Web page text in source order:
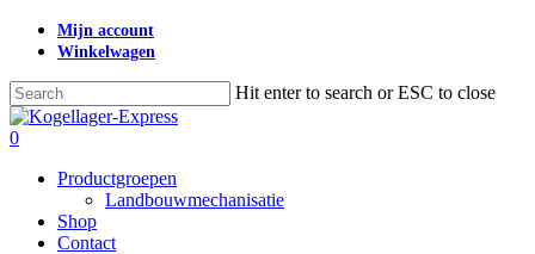
Skip
content
Mijn account
Winkelwagen
Hit enter to search or ESC to close
Close
Search
search
0
Productgroepen
Landbouwmechanisatie
Shop
Contact